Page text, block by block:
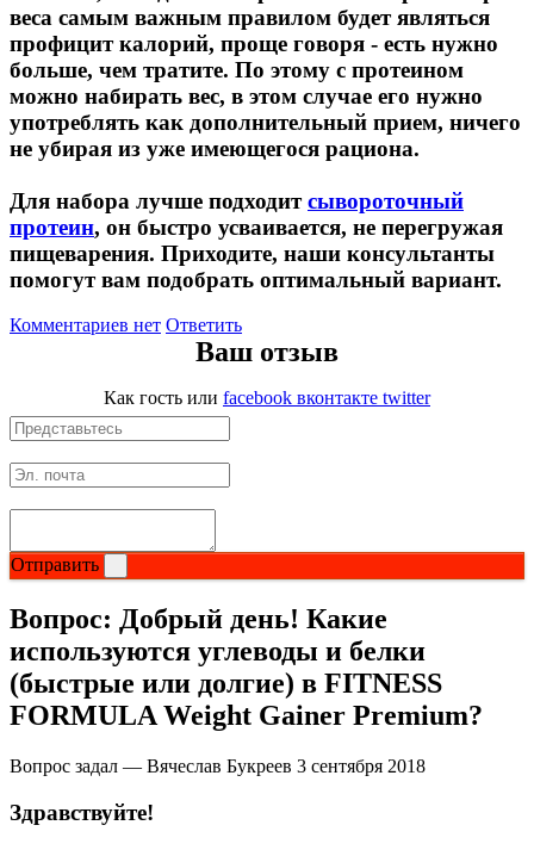
НАЗАД
Ремни и перчатки
Шейкеры и бутылки
Прочее
Подарочные сертификаты
Фитнес резинки
Полезные продукты
НАЗАД
Соусы и Топпинги
Распродажа!
Распродажа NOW
веса самым важным правилом будет являться
профицит калорий, проще говоря - есть нужно
больше, чем тратите. По этому с протеином
можно набирать вес, в этом случае его нужно
употреблять как дополнительный прием, ничего
не убирая из уже имеющегося рациона.
Для набора лучше подходитсывороточный
протеин, он быстро усваивается, не перегружая
пищеварения. Приходите, наши консультанты
помогут вам подобрать оптимальный вариант.
Комментариев нет Ответить
Ваш отзыв
Как гость или facebook вконтакте twitter
Отправить
Вопрос: Добрый день! Какие
используются углеводы и белки
(быстрые или долгие) в FITNESS
FORMULA Weight Gainer Premium?
Вопрос задал — Вячеслав Букреев 3 сентября 2018
Здравствуйте!